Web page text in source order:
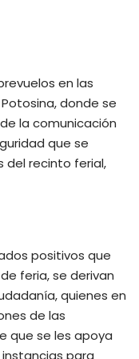
en las
donde se
la comunicación
que se
del recinto ferial,
positivos que
feria, se derivan
quienes en
de las
que se les apoya
para